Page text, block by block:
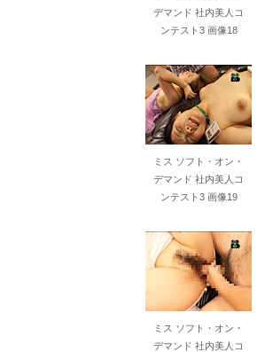
デマンド 社内美人コ
ンテスト3 画像18
ミス ソフト・オン・
デマンド 社内美人コ
ンテスト3 画像19
ミス ソフト・オン・
デマンド 社内美人コ